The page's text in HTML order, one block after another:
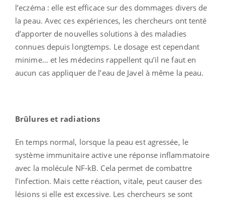
l’eczéma : elle est efficace sur des dommages divers de
la peau. Avec ces expériences, les chercheurs ont tenté
d’apporter de nouvelles solutions à des maladies
connues depuis longtemps. Le dosage est cependant
minime… et les médecins rappellent qu’il ne faut en
aucun cas appliquer de l’eau de Javel à même la peau.
Brûlures et radiations
En temps normal, lorsque la peau est agressée, le
système immunitaire active une réponse inflammatoire
avec la molécule NF-kB. Cela permet de combattre
l’infection. Mais cette réaction, vitale, peut causer des
lésions si elle est excessive. Les chercheurs se sont